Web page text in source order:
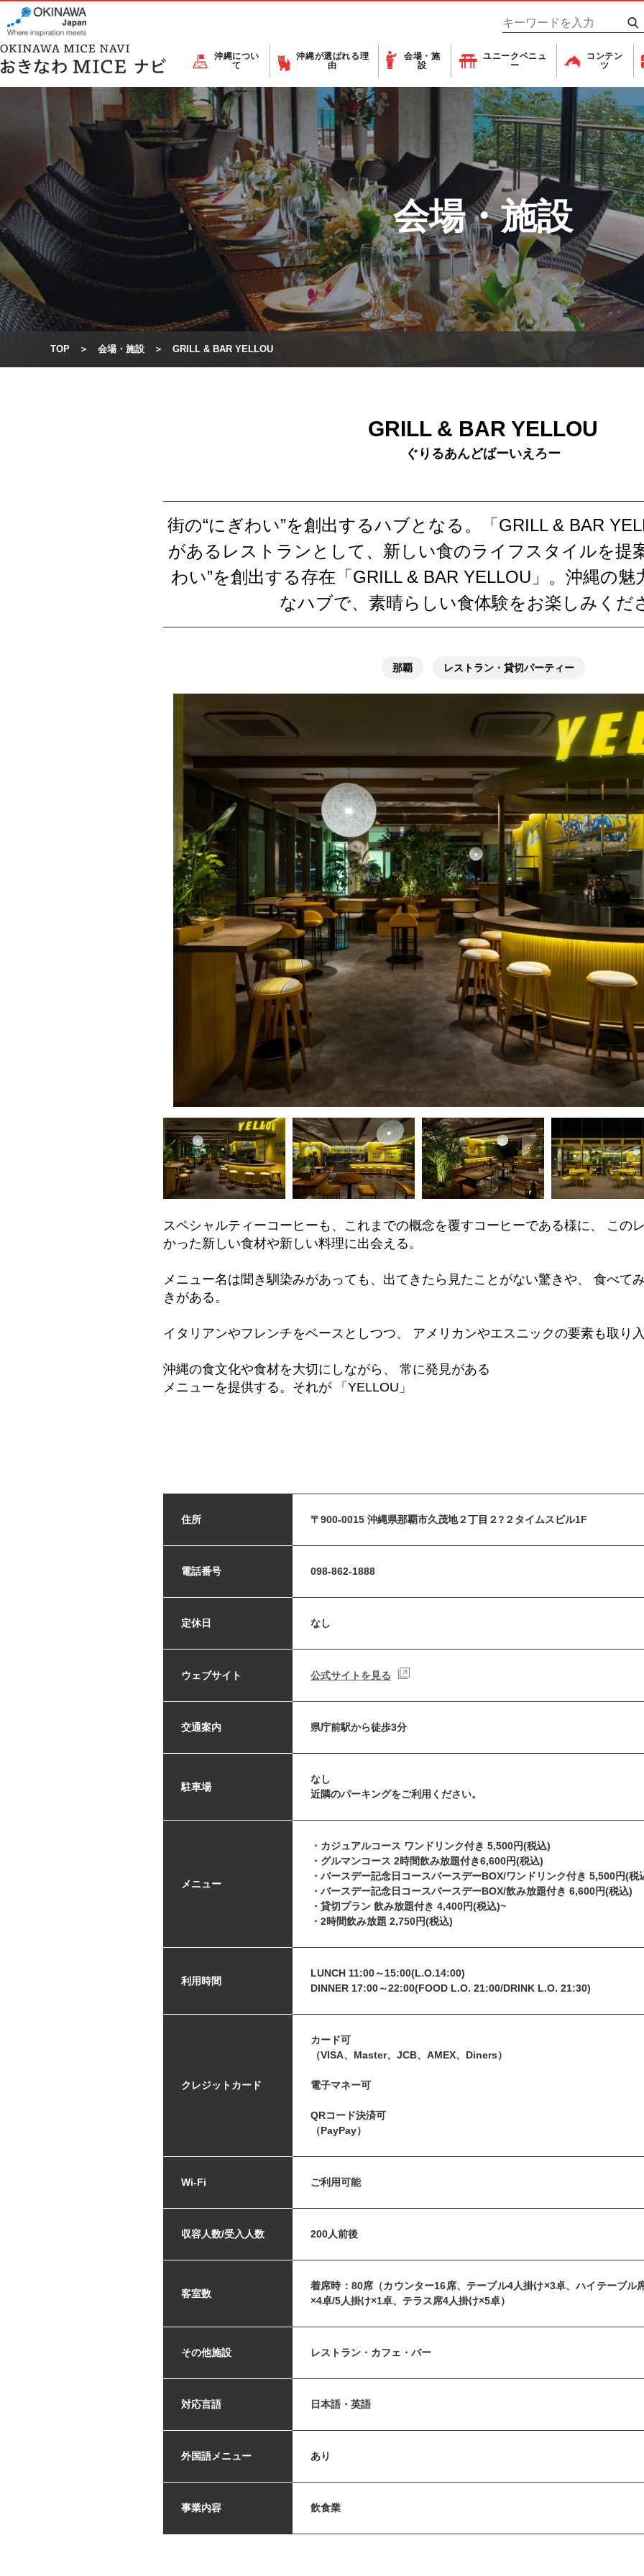
沖縄につい
て
沖縄が選ばれる理
由
会場・施
設
ユニークベニュ
ー
コンテン
ツ
会場・施設
TOP 会場・施設 GRILL & BAR YELLOU
GRILL & BAR YELLOU
ぐりるあんどばーいえろー
街の“にぎわい”を創出するハブとなる。「GRILL & BAR
があるレストランとして、新しい食のライフスタイルを提
わい”を創出する存在「GRILL & BAR YELLOU」。沖縄の
なハブで、素晴らしい食体験をお楽しみくだ
那覇 レストラン・貸切パーティー
スペシャルティーコーヒーも、これまでの概念を覆すコーヒーである様に、 この
かった新しい食材や新しい料理に出会える。
メニュー名は聞き馴染みがあっても、出てきたら見たことがない驚きや、 食べて
きがある。
イタリアンやフレンチをベースとしつつ、 アメリカンやエスニックの要素も取り
沖縄の食文化や食材を大切にしながら、 常に発見がある
メニューを提供する。それが 「YELLOU」
住所 〒900-0015 沖縄県那覇市久茂地２丁目２?２タイムスビル1F
電話番号 098-862-1888
定休日 なし
ウェブサイト 公式サイトを見る
交通案内 県庁前駅から徒歩3分
駐車場
なし
近隣のパーキングをご利用ください。
メニュー
・カジュアルコース ワンドリンク付き 5,500円(税込)
・グルマンコース 2時間飲み放題付き6,600円(税込)
・バースデー記念日コースバースデーBOX/ワンドリンク付き 5,500円(税
・バースデー記念日コースバースデーBOX/飲み放題付き 6,600円(税込)
・貸切プラン 飲み放題付き 4,400円(税込)~
・2時間飲み放題 2,750円(税込)
利用時間
LUNCH 11:00～15:00(L.O.14:00)
DINNER 17:00～22:00(FOOD L.O. 21:00/DRINK L.O. 21:30)
クレジットカード
カード可
（VISA、Master、JCB、AMEX、Diners）
電子マネー可
QRコード決済可
（PayPay）
Wi-Fi ご利用可能
収容人数/受入人数 200人前後
客室数
着席時：80席（カウンター16席、テーブル4人掛け×3卓、ハイテーブル
×4卓/5人掛け×1卓、テラス席4人掛け×5卓）
その他施設 レストラン・カフェ・バー
対応言語 日本語・英語
外国語メニュー あり
事業内容 飲食業